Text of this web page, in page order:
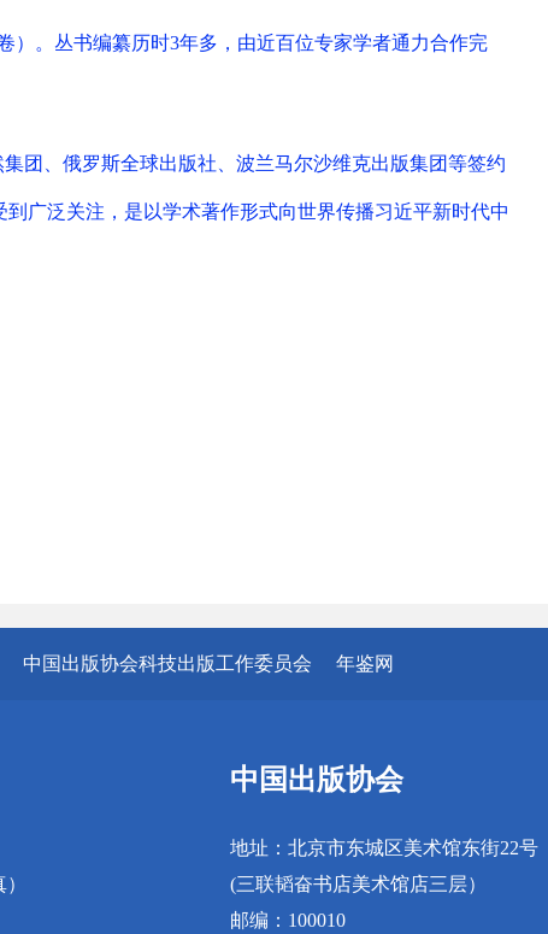
）。丛书编纂历时3年多，由近百位专家学者通力合作完
团、俄罗斯全球出版社、波兰马尔沙维克出版集团等签约
广泛关注，是以学术著作形式向世界传播习近平新时代中
中国出版协会科技出版工作委员会 年鉴网
中国出版协会
地址：北京市东城区美术馆东街22号
(三联韬奋书店美术馆店三层）
邮编：100010